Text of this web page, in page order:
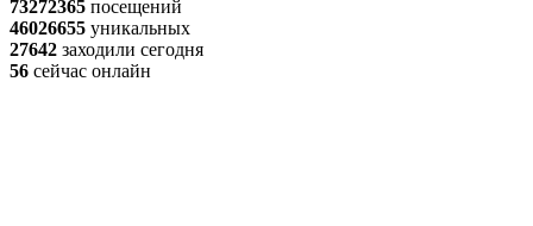
73272365 посещений
46026655 уникальных
27642 заходили сегодня
56 сейчас онлайн